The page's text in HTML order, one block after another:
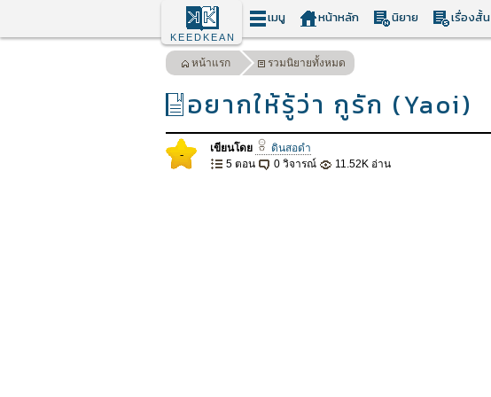
KEEDKEAN
เมนู หน้าหลัก นิยาย เรื่องสั้น
หน้าแรก รวมนิยายทั้งหมด
อยากให้รู้ว่า กูรัก (Yaoi)
- เขียนโดย ดินสอดำ
5 ตอน
0 วิจารณ์ 11.52K อ่าน